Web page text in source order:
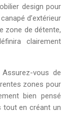
design pour
d’extérieur
zone de détente,
clairement
Assurez-vous de
zones pour
bien pensé
tout en créant un